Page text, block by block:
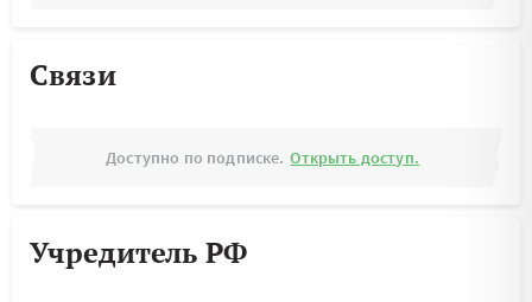
Связи
Доступно по подписке. Открыть доступ.
Учредитель РФ